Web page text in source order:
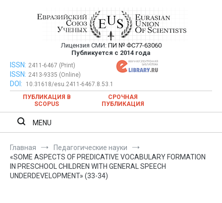
Евразийский Союз Ученых —
публикация научных статей в
ежемесячном научном журнале
Лицензия СМИ: ПИ № ФС77-63060
Публикуется с 2014 года
Евразийский Союз Ученых — публикация научных статей в
ежемесячном научном журнале
ISSN: 2411-6467 (Print)
ISSN: 2413-9335 (Online)
DOI:
10.31618/esu.2411-6467.8.53.1
ПУБЛИКАЦИЯ В
SCOPUS
СРОЧНАЯ
ПУБЛИКАЦИЯ
MENU
Главная
Педагогические науки
«SOME ASPECTS OF PREDICATIVE VOCABULARY FORMATION
IN PRESCHOOL CHILDREN WITH GENERAL SPEECH
UNDERDEVELOPMENT» (33-34)